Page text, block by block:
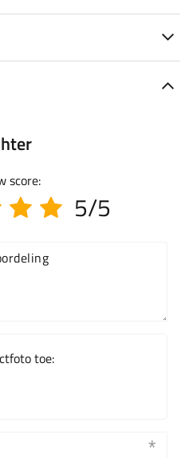
score:
5/5
toe: